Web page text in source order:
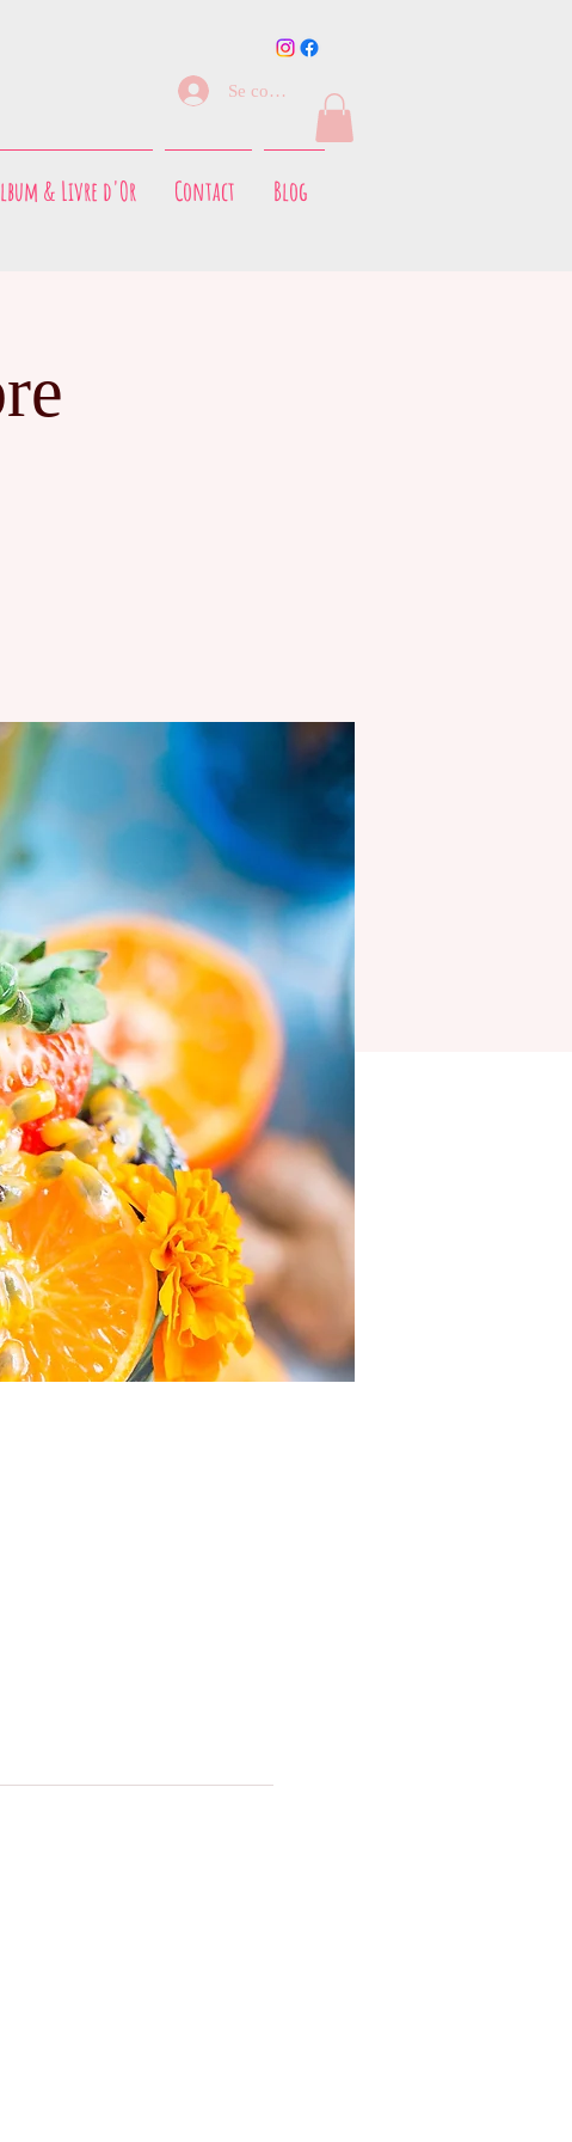
Se connecter
& Livre d'Or Contact Blog